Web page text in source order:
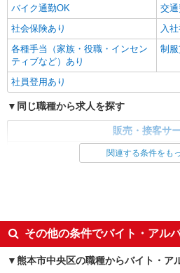
バイク通勤OK
交
社会保険あり
入
各種手当（家族・役職・インセン
ティブなど）あり
制
社員登用あり
同じ職種から求人を探す
販売・接客サ
英語が活かせる
ボ
日払い
車通
交通費支給
社
関連する条件をも
その他の条件でバイト・アル
熊本市中央区の職種からバイト・ア